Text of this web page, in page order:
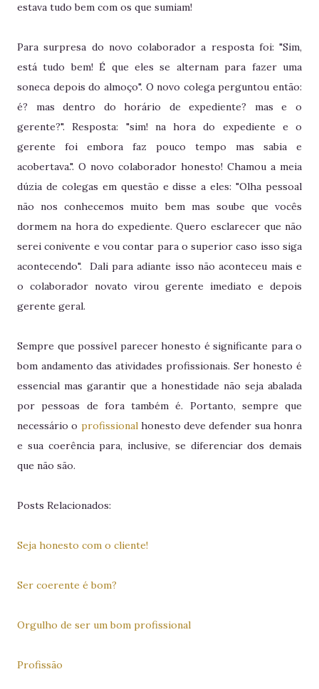
estava tudo bem com os que sumiam!
Para surpresa do novo colaborador a resposta foi: "Sim,
está tudo bem! É que eles se alternam para fazer uma
soneca depois do almoço". O novo colega perguntou então:
é? mas dentro do horário de expediente? mas e o
gerente?". Resposta: "sim! na hora do expediente e o
gerente foi embora faz pouco tempo mas sabia e
acobertava.". O novo colaborador honesto! Chamou a meia
dúzia de colegas em questão e disse a eles: "Olha pessoal
não nos conhecemos muito bem mas soube que vocês
dormem na hora do expediente. Quero esclarecer que não
serei conivente e vou contar para o superior caso isso siga
acontecendo". Dali para adiante isso não aconteceu mais e
o colaborador novato virou gerente imediato e depois
gerente geral.
Sempre que possível parecer honesto é significante para o
bom andamento das atividades profissionais. Ser honesto é
essencial mas garantir que a honestidade não seja abalada
por pessoas de fora também é. Portanto, sempre que
necessário o profissionalhonesto deve defender sua honra
e sua coerência para, inclusive, se diferenciar dos demais
que não são.
Posts Relacionados:
Seja honesto com o cliente!
Ser coerente é bom?
Orgulho de ser um bom profissional
Profissão